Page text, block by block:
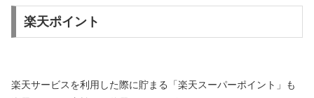
楽天ポイント
楽天サービスを利用した際に貯まる「楽天スーパーポイント」も